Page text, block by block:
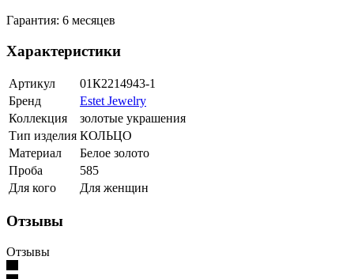
Гарантия: 6 месяцев
Характеристики
Артикул
01К2214943-1
Бренд
Estet Jewelry
Коллекция
золотые украшения
Тип изделия КОЛЬЦО
Материал
Белое золото
Проба
585
Для кого
Для женщин
Отзывы
Отзывы